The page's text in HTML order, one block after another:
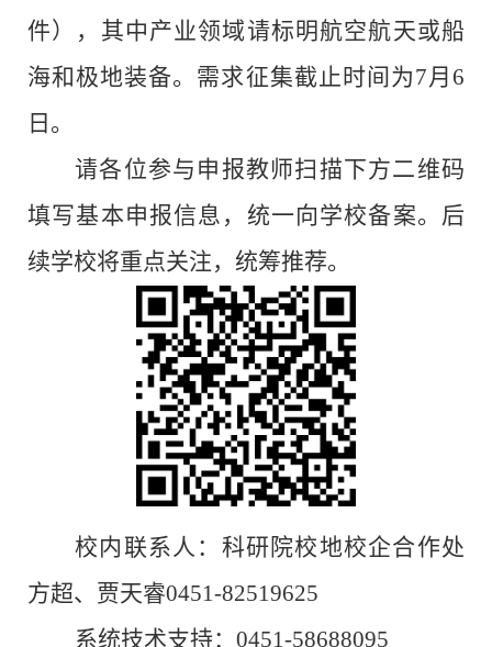
件），其中产业领域请标明航空航天或船
海和极地装备。需求征集截止时间为7月 6
日。
请各位参与申报教师扫描下方二维码
填写基本申报信息，统一向学校备案。后
续学校将重点关注，统筹推荐。
校内 联系人： 科研院校地校企合作处
方超、贾天睿0451-82519625
系统技术支持： 0451-58688095